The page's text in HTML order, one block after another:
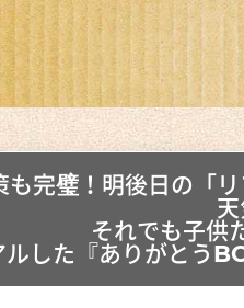
も完璧！明後日の「
天
それでも子供
ルした『ありがとう